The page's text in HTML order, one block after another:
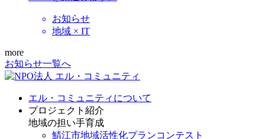
お知らせ
地域 × IT
more
お知らせ一覧へ
エル・コミュニティについて
プロジェクト紹介
地域の担い手育成
鯖江市地域活性化プランコンテスト